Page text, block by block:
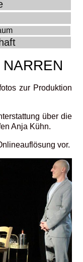
zur Produktion
über die
Anja Kühn.
vor.